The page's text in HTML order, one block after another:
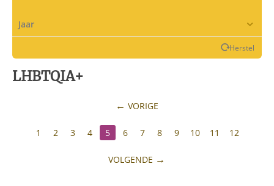
Jaar
Herstel
LHBTQIA+
VORIGE
1 2 3 4 5 6 7 8 9 10 11 12
VOLGENDE